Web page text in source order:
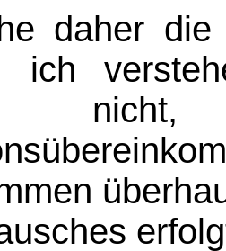
daher die
ich